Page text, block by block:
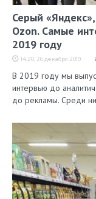
Серый
Ozon. Самые
2019 году
14:20, 26 декабря 2019
В 2019 году мы
интервью до
до рекламы. Среди